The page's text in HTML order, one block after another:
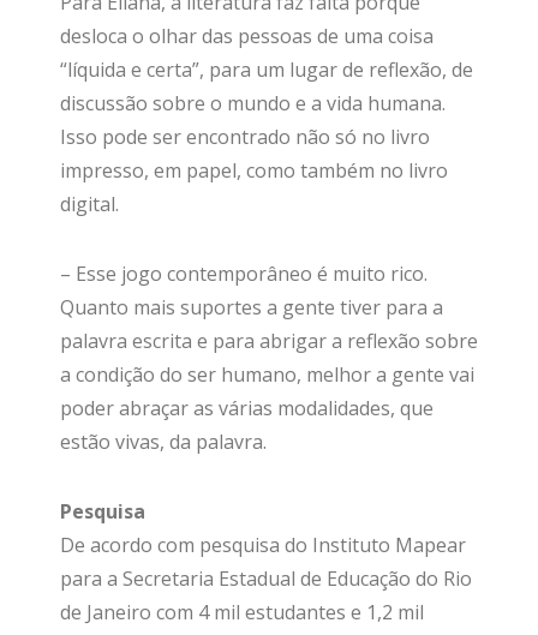
desloca o olhar das pessoas de uma coisa
“líquida e certa”, para um lugar de reflexão, de
discussão sobre o mundo e a vida humana.
Isso pode ser encontrado não só no livro
impresso, em papel, como também no livro
digital.
– Esse jogo contemporâneo é muito rico.
Quanto mais suportes a gente tiver para a
palavra escrita e para abrigar a reflexão sobre
a condição do ser humano, melhor a gente vai
poder abraçar as várias modalidades, que
estão vivas, da palavra.
Pesquisa
De acordo com pesquisa do Instituto Mapear
para a Secretaria Estadual de Educação do Rio
de Janeiro com 4 mil estudantes e 1,2 mil